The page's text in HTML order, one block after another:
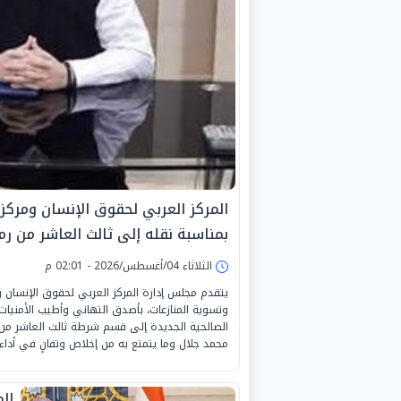
المركز العربي لحقوق الإنسان
بمناسبة نقله إلى ثالث العاشر من
الثلاثاء 04/أغسطس/2026 - 02:01 م
يتقدم مجلس إدارة المركز العربي لحقوق الإنسان
وتسوية المنازعات، بأصدق التهاني وأطيب
الصالحية الجديدة إلى قسم شرطة ثالث العاشر
محمد جلال وما يتمتع به من إخلاص وتفانٍ في